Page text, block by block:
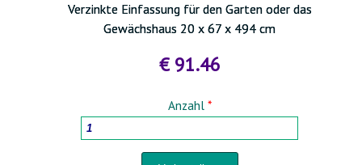
Verzinkte Einfassung für den Garten oder das
Gewächshaus 20 x 67 x 494 cm
€ 91.46
Anzahl *